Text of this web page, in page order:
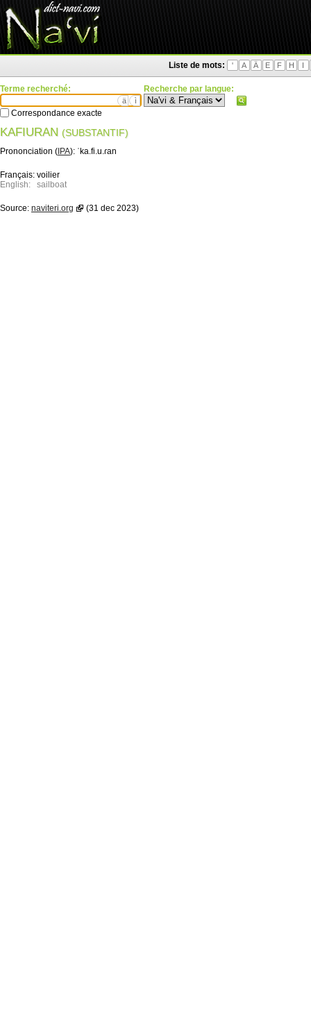
Liste de mots: ' A Ä E F H I
Terme recherché:
ä ì
Correspondance exacte
Recherche par langue:
KAFIURAN (SUBSTANTIF)
Prononciation ( IPA): ˈka.fi.u.ɾan
Français: voilier
English:
sailboat
Source: naviteri.org (31 dec 2023)